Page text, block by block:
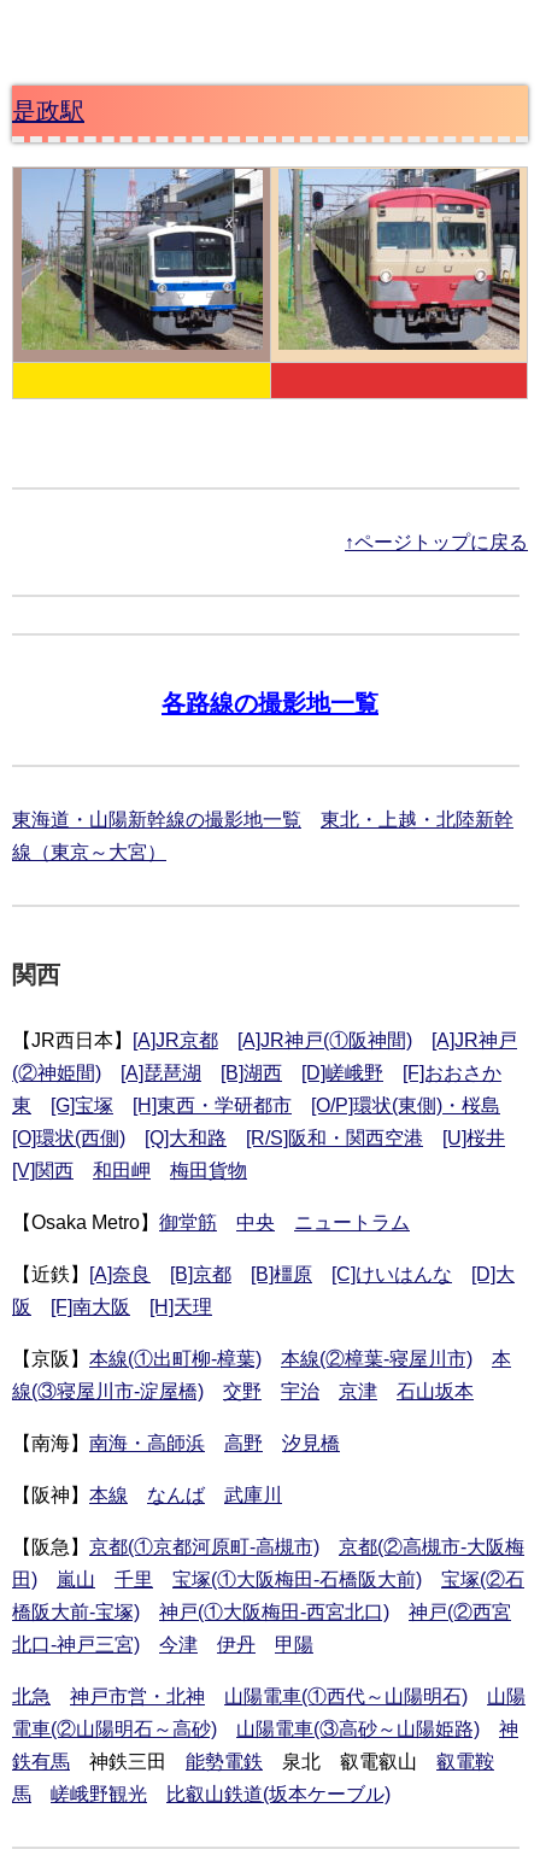
是政駅
↑ページトップに戻る
各路線の撮影地一覧
東海道・山陽新幹線の撮影地一覧
東北・上越・北陸新幹
線（東京～大宮）
関西
【JR西日本】 [A]JR京都 [A]JR神戸(①阪神間)
[A]JR神戸
(②神姫間)
[A]琵琶湖 [B]湖西 [D]嵯峨野
[F]おおさか
東
[G]宝塚 [H]東西・学研都市
[O/P]環状(東側)・桜島
[O]環状(西側)
[Q]大和路 [R/S]阪和・関西空港
[U]桜井
[V]関西
和田岬 梅田貨物
【Osaka Metro】 御堂筋 中央 ニュートラム
【近鉄】 [A]奈良 [B]京都 [B]橿原 [C]けいはんな
[D]大
阪
[F]南大阪 [H]天理
【京阪】 本線(①出町柳-樟葉) 本線(②樟葉-寝屋川市)
本
線(③寝屋川市-淀屋橋)
交野 宇治 京津 石山坂本
【南海】 南海・高師浜 高野 汐見橋
【阪神】 本線 なんば 武庫川
【阪急】 京都(①京都河原町-高槻市)
京都(②高槻市-大阪梅
田)
嵐山 千里 宝塚(①大阪梅田-石橋阪大前)
宝塚(②石
橋阪大前-宝塚)
神戸(①大阪梅田-西宮北口)
神戸(②西宮
北口-神戸三宮)
今津 伊丹 甲陽
北急 神戸市営・北神 山陽電車(①西代～山陽明石)
山陽
電車(②山陽明石～高砂)
山陽電車(③高砂～山陽姫路)
神
鉄有馬 神鉄三田 能勢電鉄 泉北 叡電叡山 叡電鞍
馬
嵯峨野観光 比叡山鉄道(坂本ケーブル)